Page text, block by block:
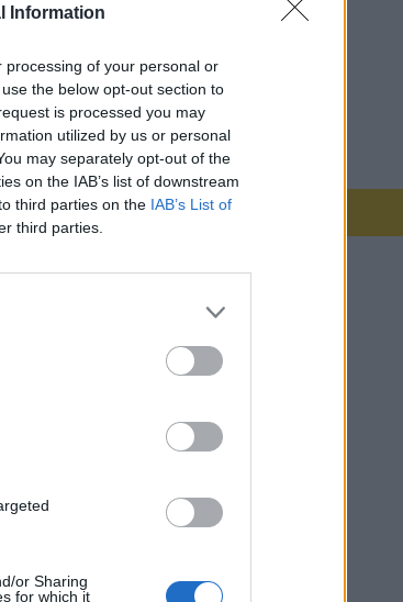
Information
of your personal or
the below opt-out section to
is processed you may
utilized by us or personal
may separately opt-out of the
on the IAB’s list of downstream
third parties on the IAB’s List of
third parties.
or Sharing
for which it